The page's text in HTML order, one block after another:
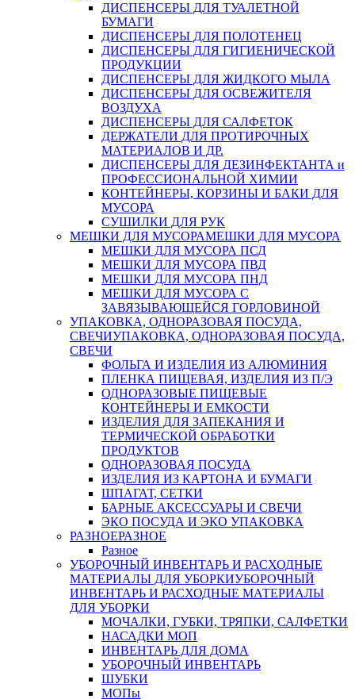
ДИСПЕНСЕРЫ ДЛЯ ТУАЛЕТНОЙ
БУМАГИ
ДИСПЕНСЕРЫ ДЛЯ ПОЛОТЕНЕЦ
ДИСПЕНСЕРЫ ДЛЯ ГИГИЕНИЧЕСКОЙ
ПРОДУКЦИИ
ДИСПЕНСЕРЫ ДЛЯ ЖИДКОГО МЫЛА
ДИСПЕНСЕРЫ ДЛЯ ОСВЕЖИТЕЛЯ
ВОЗДУХА
ДИСПЕНСЕРЫ ДЛЯ САЛФЕТОК
ДЕРЖАТЕЛИ ДЛЯ ПРОТИРОЧНЫХ
МАТЕРИАЛОВ И ДР.
ДИСПЕНСЕРЫ ДЛЯ ДЕЗИНФЕКТАНТА и
ПРОФЕССИОНАЛЬНОЙ ХИМИИ
КОНТЕЙНЕРЫ, КОРЗИНЫ И БАКИ ДЛЯ
МУСОРА
СУШИЛКИ ДЛЯ РУК
МЕШКИ ДЛЯ МУСОРАМЕШКИ ДЛЯ МУСОРА
МЕШКИ ДЛЯ МУСОРА ПСД
МЕШКИ ДЛЯ МУСОРА ПВД
МЕШКИ ДЛЯ МУСОРА ПНД
МЕШКИ ДЛЯ МУСОРА С
ЗАВЯЗЫВАЮЩЕЙСЯ ГОРЛОВИНОЙ
УПАКОВКА, ОДНОРАЗОВАЯ ПОСУДА,
СВЕЧИУПАКОВКА, ОДНОРАЗОВАЯ ПОСУДА,
СВЕЧИ
ФОЛЬГА И ИЗДЕЛИЯ ИЗ АЛЮМИНИЯ
ПЛЕНКА ПИЩЕВАЯ, ИЗДЕЛИЯ ИЗ П/Э
ОДНОРАЗОВЫЕ ПИЩЕВЫЕ
КОНТЕЙНЕРЫ И ЕМКОСТИ
ИЗДЕЛИЯ ДЛЯ ЗАПЕКАНИЯ И
ТЕРМИЧЕСКОЙ ОБРАБОТКИ
ПРОДУКТОВ
ОДНОРАЗОВАЯ ПОСУДА
ИЗДЕЛИЯ ИЗ КАРТОНА И БУМАГИ
ШПАГАТ, СЕТКИ
БАРНЫЕ АКСЕССУАРЫ И СВЕЧИ
ЭКО ПОСУДА И ЭКО УПАКОВКА
РАЗНОЕРАЗНОЕ
Разное
УБОРОЧНЫЙ ИНВЕНТАРЬ И РАСХОДНЫЕ
МАТЕРИАЛЫ ДЛЯ УБОРКИУБОРОЧНЫЙ
ИНВЕНТАРЬ И РАСХОДНЫЕ МАТЕРИАЛЫ
ДЛЯ УБОРКИ
МОЧАЛКИ, ГУБКИ, ТРЯПКИ, САЛФЕТКИ
НАСАДКИ МОП
ИНВЕНТАРЬ ДЛЯ ДОМА
УБОРОЧНЫЙ ИНВЕНТАРЬ
ШУБКИ
МОПы